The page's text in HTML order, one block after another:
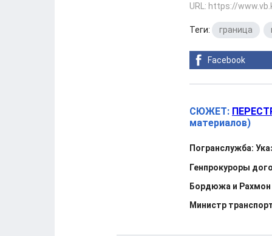
URL: https://
Теги: граница
Facebook
СЮЖЕТ:
материалов)
Погранслужба:
Генпрокуроры
Бордюжа и
Министр